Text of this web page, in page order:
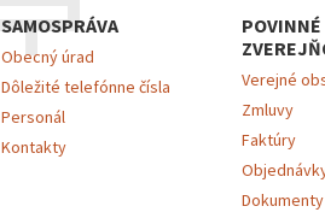
SAMOSPRÁVA
Obecný úrad
Dôležité telefónne čísla
Personál
Kontakty
POVINNÉ
Verejné
Zmluvy
Faktúry
Dokumenty